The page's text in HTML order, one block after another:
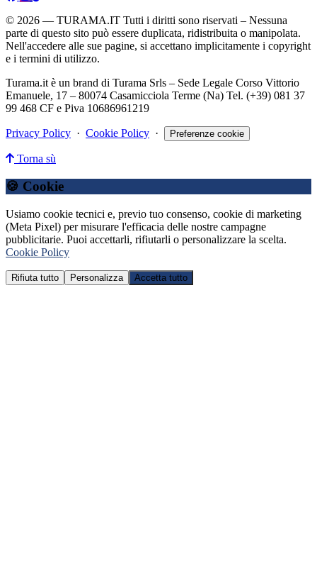
© 2026 — TURAMA.IT Tutti i diritti sono riservati – Nessuna
parte di questo sito può essere duplicata, ridistribuita o manipolata.
Nell'accedere alle sue pagine, si accettano implicitamente i copyright
e i termini di utilizzo.
Turama.it è un brand di Turama Srls – Sede Legale Corso Vittorio
Emanuele, 17 – 80074 Casamicciola Terme (Na) Tel. (+39) 081 37
99 468 CF e Piva 10686961219
Privacy Policy · Cookie Policy · Preferenze cookie
Torna sù
🍪 Cookie
Usiamo cookie tecnici e, previo tuo consenso, cookie di marketing
(Meta Pixel) per misurare l'efficacia delle nostre campagne
pubblicitarie. Puoi accettarli, rifiutarli o personalizzare la scelta.
Cookie Policy
Rifiuta tutto Personalizza Accetta tutto